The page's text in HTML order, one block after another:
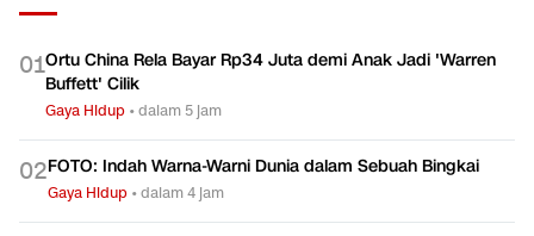
01Ortu China Rela Bayar Rp34 Juta demi Anak Jadi 'Warren
Buffett' Cilik
Gaya Hidup •dalam 5 jam
02FOTO: Indah Warna-Warni Dunia dalam Sebuah Bingkai
Gaya Hidup •dalam 4 jam